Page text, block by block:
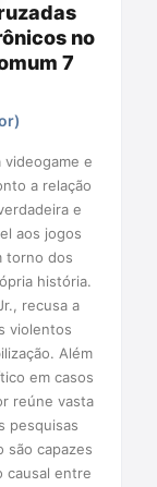
no
7
e
a relação
e
aos jogos
torno dos
história.
recusa a
violentos
Além
em casos
reúne vasta
pesquisas
são capazes
causal entre